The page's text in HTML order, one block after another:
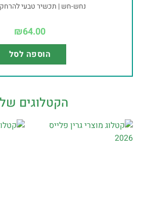
נחש-חש | תכשיר טבעי
₪64.00
הוספה לסל
הקטלוגים